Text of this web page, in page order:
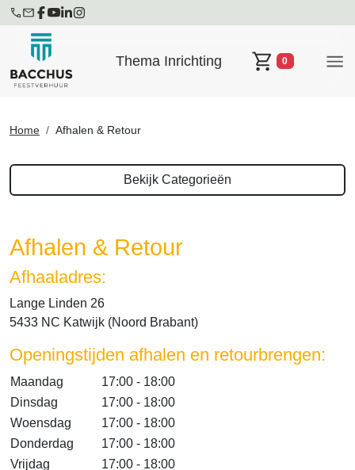
Thema Inrichting
Winkelwagen
0
Home Afhalen & Retour
Bekijk Categorieën
Afhalen & Retour
Afhaaladres:
Lange Linden 26
5433 NC Katwijk (Noord Brabant)
Openingstijden afhalen en retourbrengen:
Maandag
17:00 - 18:00
Dinsdag
17:00 - 18:00
Woensdag
17:00 - 18:00
Donderdag
17:00 - 18:00
Vrijdag
17:00 - 18:00